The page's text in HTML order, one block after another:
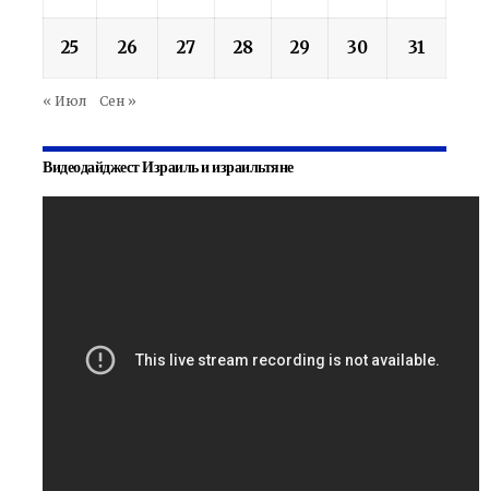
25 26 27 28 29 30 31
« Июл Сен »
Видеодайджест Израиль и израильтяне